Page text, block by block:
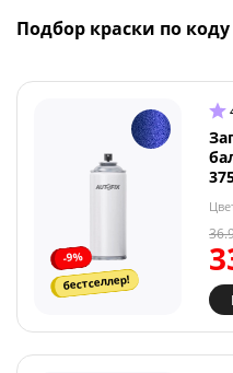
Подбор краски по коду
-9%
бестселлер!